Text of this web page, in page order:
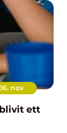
nov
ett